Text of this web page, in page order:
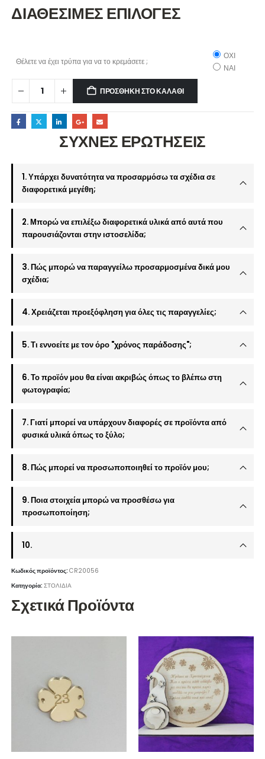
ΔΙΑΘΕΣΙΜΕΣ ΕΠΙΛΟΓΕΣ
Θέλετε να έχει τρύπα για να το κρεμάσετε ;
ΟΧΙ
ΝΑΙ
ΠΡΟΣΘΉΚΗ ΣΤΟ ΚΑΛΆΘΙ
ΣΥΧΝΕΣ ΕΡΩΤΗΣΕΙΣ
1. Υπάρχει δυνατότητα να προσαρμόσω τα σχέδια σε
διαφορετικά μεγέθη;
2. Μπορώ να επιλέξω διαφορετικά υλικά από αυτά που
παρουσιάζονται στην ιστοσελίδα;
3. Πώς μπορώ να παραγγείλω προσαρμοσμένα δικά μου
σχέδια;
4. Χρειάζεται προεξόφληση για όλες τις παραγγελίες;
5. Τι εννοείτε με τον όρο "χρόνος παράδοσης";
6. Το προϊόν μου θα είναι ακριβώς όπως το βλέπω στη
φωτογραφία;
7. Γιατί μπορεί να υπάρχουν διαφορές σε προϊόντα από
φυσικά υλικά όπως το ξύλο;
8. Πώς μπορεί να προσωποποιηθεί το προϊόν μου;
9. Ποια στοιχεία μπορώ να προσθέσω για
προσωποποίηση;
10.
Κωδικός προϊόντος:CR20056
Κατηγορία:ΣΤΟΛΙΔΙΑ
Σχετικά Προϊόντα